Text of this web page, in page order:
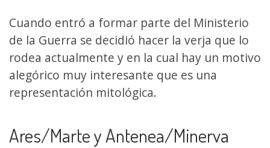
Cuando entró a formar parte del Ministerio
de la Guerra se decidió hacer la verja que lo
rodea actualmente y en la cual hay un motivo
alegórico muy interesante que es una
representación mitológica.
Ares/Marte y Antenea/Minerva